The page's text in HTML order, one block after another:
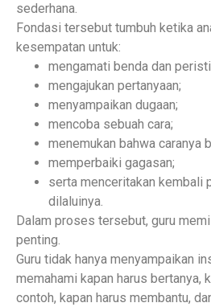
sederhana.
Fondasi tersebut tumbuh ketika
kesempatan untuk:
mengamati benda dan
mengajukan pertanyaan;
menyampaikan dugaan;
mencoba sebuah cara;
menemukan bahwa caranya
memperbaiki gagasan;
serta menceritakan kembali
dilaluinya.
Dalam proses tersebut, guru
penting.
Guru tidak hanya menyampaikan
memahami kapan harus bertanya,
contoh, kapan harus membantu,